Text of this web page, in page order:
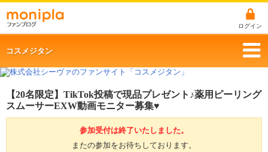
ログイン
コスメジタン
【20名限定】TikTok投稿で現品プレゼント♪薬用ピーリング
スムーサーEXW動画モニター募集♥
参加受付は終了いたしました。
またの参加をお待ちしております。